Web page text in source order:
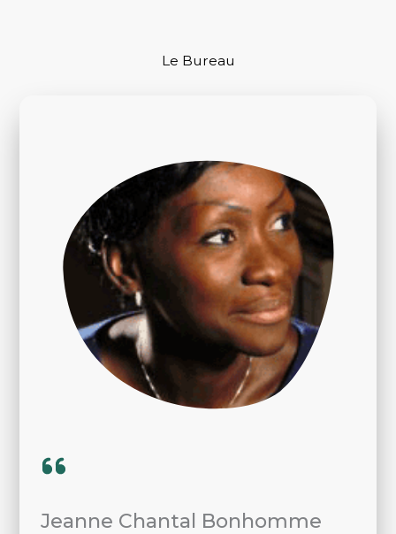
Le Bureau
Jeanne Chantal Bonhomme